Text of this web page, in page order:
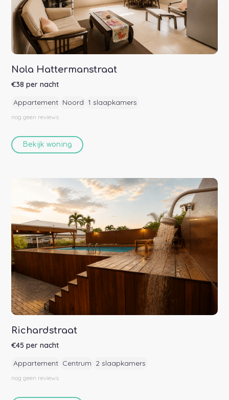
Nola Hattermanstraat
€38 per nacht
Appartement Noord 1 slaapkamers
nog geen reviews
Bekijk woning
Richardstraat
€45 per nacht
Appartement Centrum 2 slaapkamers
nog geen reviews